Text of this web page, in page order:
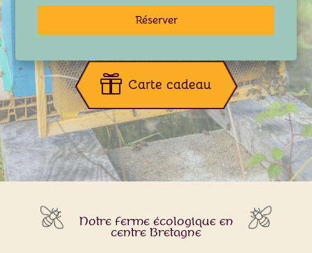
Réserver
Carte cadeau
Notre ferme écologique en
centre Bretagne